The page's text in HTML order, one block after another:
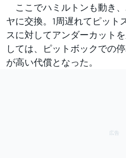
ここでハミルトンも動き
ヤに交換。1周遅れてピット
スに対してアンダーカット
しては、ピットボックでの
が高い代償となった。